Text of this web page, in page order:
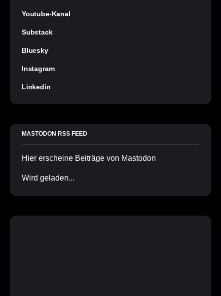
Youtube-Kanal
Substack
Bluesky
Instagram
Linkedin
MASTODON RSS FEED
Hier erscheine Beiträge von Mastodon
Wird geladen...